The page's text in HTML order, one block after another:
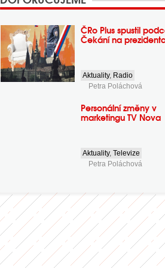
ČRo Plus spustil
Čekání na
Aktuality, Radio
Petra Poláchová
Personální změny v
marketingu TV Nova
Aktuality,Televize
Petra Poláchová